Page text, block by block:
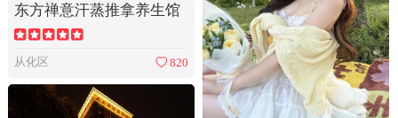
东方禅意汗蒸推拿养生馆
从化区 820